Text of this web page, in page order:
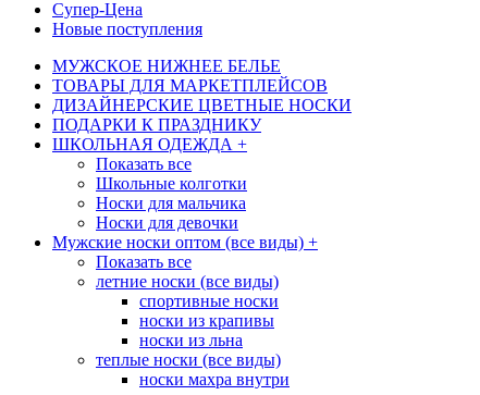
Супер-Цена
Новые поступления
МУЖСКОЕ НИЖНЕЕ БЕЛЬЕ
ТОВАРЫ ДЛЯ МАРКЕТПЛЕЙСОВ
ДИЗАЙНЕРСКИЕ ЦВЕТНЫЕ НОСКИ
ПОДАРКИ К ПРАЗДНИКУ
ШКОЛЬНАЯ ОДЕЖДА +
Показать все
Школьные колготки
Носки для мальчика
Носки для девочки
Мужские носки оптом (все виды) +
Показать все
летние носки (все виды)
спортивные носки
носки из крапивы
носки из льна
теплые носки (все виды)
носки махра внутри